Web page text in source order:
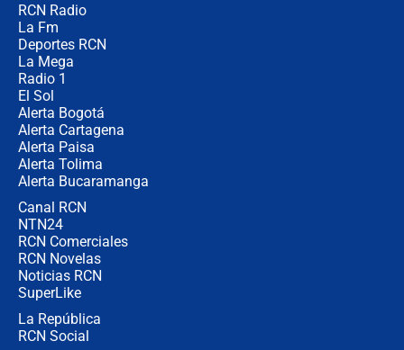
RCN Radio
La Fm
Deportes RCN
La Mega
Radio 1
El Sol
Alerta Bogotá
Alerta Cartagena
Alerta Paisa
Alerta Tolima
Alerta Bucaramanga
Canal RCN
NTN24
RCN Comerciales
RCN Novelas
Noticias RCN
SuperLike
La República
RCN Social